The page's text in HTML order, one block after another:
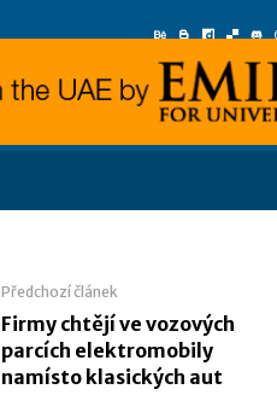
Předchozí článek
Firmy chtějí ve vozových
parcích elektromobily
namísto klasických aut